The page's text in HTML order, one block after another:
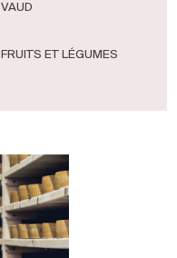
VAUD
FRUITS ET LÉGUMES